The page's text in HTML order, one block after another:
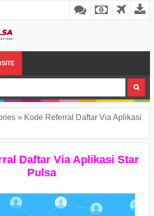
» Kode Referral Daftar Via Aplikasi
Daftar Via Aplikasi Star
Pulsa